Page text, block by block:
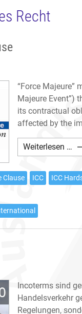
Recht
“Force Majeure”
Majeure Event”)
its contractual
affected by the
Weiterlesen …
Clause ICC ICC
Incoterms sind
Handelsverkehr
Regelungen,